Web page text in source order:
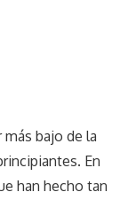
bajo de la
En
han hecho tan